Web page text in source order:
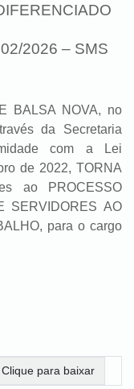
2026 – SMS
BALSA NOVA, no
da Secretaria
com a Lei
de 2022, TORNA
ao PROCESSO
SERVIDORES AO
para o cargo
Clique para baixar